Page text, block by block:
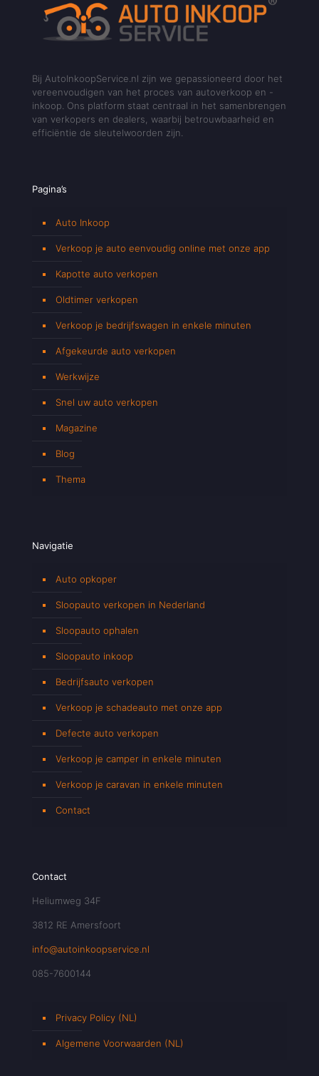
Bij AutoInkoopService.nl zijn we gepassioneerd door het
vereenvoudigen van het proces van autoverkoop en -
inkoop. Ons platform staat centraal in het samenbrengen
van verkopers en dealers, waarbij betrouwbaarheid en
efficiëntie de sleutelwoorden zijn.
Pagina’s
Auto Inkoop
Verkoop je auto eenvoudig online met onze app
Kapotte auto verkopen
Oldtimer verkopen
Verkoop je bedrijfswagen in enkele minuten
Afgekeurde auto verkopen
Werkwijze
Snel uw auto verkopen
Magazine
Blog
Thema
Navigatie
Auto opkoper
Sloopauto verkopen in Nederland
Sloopauto ophalen
Sloopauto inkoop
Bedrijfsauto verkopen
Verkoop je schadeauto met onze app
Defecte auto verkopen
Verkoop je camper in enkele minuten
Verkoop je caravan in enkele minuten
Contact
Contact
Heliumweg 34F
3812 RE Amersfoort
info@autoinkoopservice.nl
085-7600144
Privacy Policy (NL)
Algemene Voorwaarden (NL)